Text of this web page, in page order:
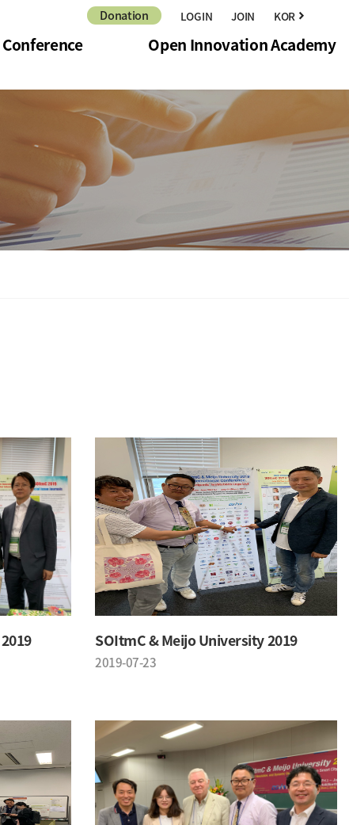
Donation LOGIN JOIN KOR navigate_next
Conference
& Academic Activities
Open Innovation Academy
Professors & Inviting
Annual Lecture
Open Innovation Academy Logo
SOItmC & Meijo University 2019
2019-07-23